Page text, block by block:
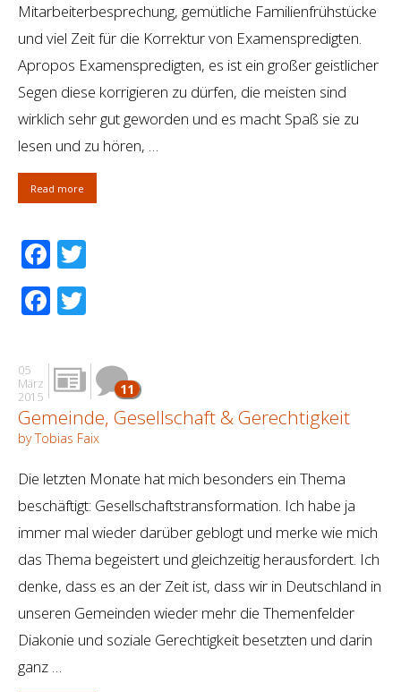
Mitarbeiterbesprechung, gemütliche Familienfrühstücke
und viel Zeit für die Korrektur von Examenspredigten.
Apropos Examenspredigten, es ist ein großer geistlicher
Segen diese korrigieren zu dürfen, die meisten sind
wirklich sehr gut geworden und es macht Spaß sie zu
lesen und zu hören, …
Read more
Facebook
Facebook
05
März
2015
11
Gemeinde, Gesellschaft & Gerechtigkeit
by Tobias Faix
Die letzten Monate hat mich besonders ein Thema
beschäftigt: Gesellschaftstransformation. Ich habe ja
immer mal wieder darüber geblogt und merke wie mich
das Thema begeistert und gleichzeitig herausfordert. Ich
denke, dass es an der Zeit ist, dass wir in Deutschland in
unseren Gemeinden wieder mehr die Themenfelder
Diakonie und soziale Gerechtigkeit besetzten und darin
ganz …